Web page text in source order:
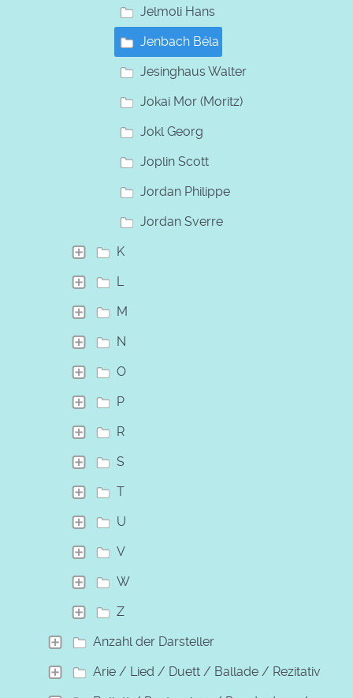
Jelmoli Hans
Jenbach Béla
Jesinghaus Walter
Jokai Mor (Moritz)
Jokl Georg
Joplin Scott
Jordan Philippe
Jordan Sverre
K
L
M
N
O
P
R
S
T
U
V
W
Z
Anzahl der Darsteller
Arie / Lied / Duett / Ballade / Rezitativ